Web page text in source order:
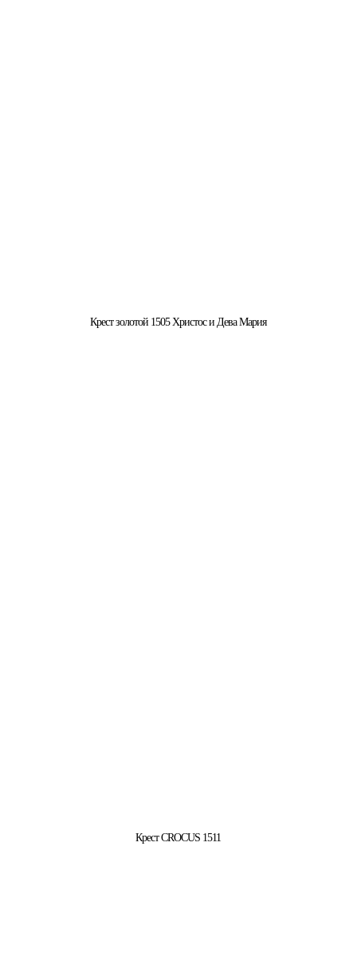
Крест золотой 1505 Христос и Дева Мария
Крест CROCUS 1511